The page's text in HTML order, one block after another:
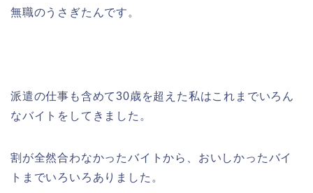
無職のうさぎたんです。
派遣の仕事も含めて30歳を超えた私はこれまでいろん
なバイトをしてきました。
割が全然合わなかったバイトから、おいしかったバイ
トまでいろいろありました。